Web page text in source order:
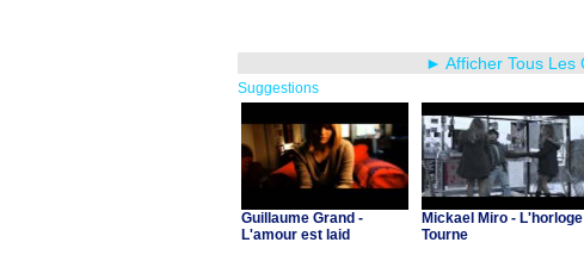
► Afficher Tous Les
Suggestions
Guillaume Grand -
L'amour est laid
Mickael Miro - L'horloge
Tourne